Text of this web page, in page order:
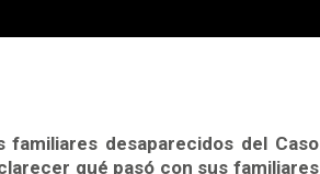
desaparecidos del Caso
qué pasó con sus familiares